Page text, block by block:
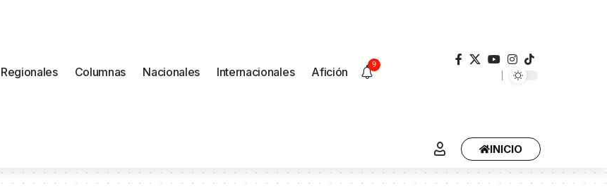
Regionales Columnas Nacionales Internacionales Afición
9
INICIO